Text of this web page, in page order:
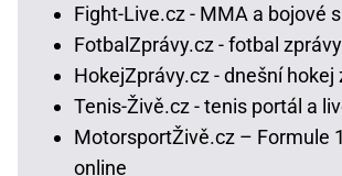
Fight-Live.cz - MMA a bojové
FotbalZprávy.cz - fotbal
HokejZprávy.cz - dnešní hokej
Tenis-Živě.cz - tenis portál a
MotorsportŽivě.cz – Formule
online